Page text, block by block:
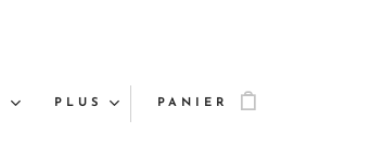
PLUS PANIER